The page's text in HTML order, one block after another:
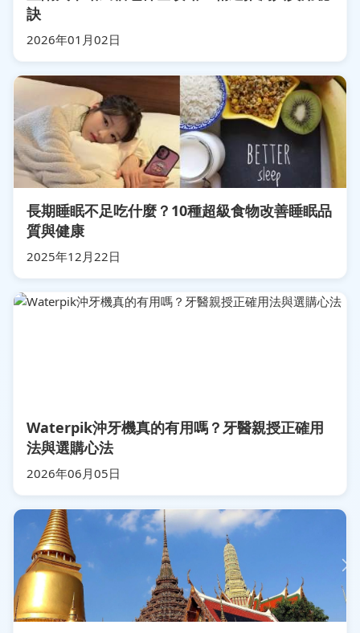
訣
2026年01月02日
長期睡眠不足吃什麼？10種超級食物改善睡眠品
質與健康
2025年12月22日
Waterpik沖牙機真的有用嗎？牙醫親授正確用
法與選購心法
2026年06月05日